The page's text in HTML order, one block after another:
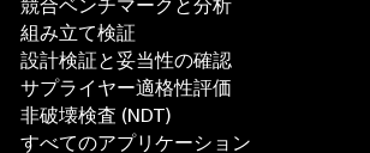
競合ベンチマークと分析
組み立て検証
設計検証と妥当性の確認
サプライヤー適格性評価
非破壊検査 (NDT)
すべてのアプリケーション